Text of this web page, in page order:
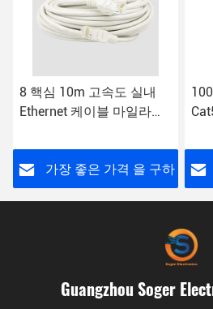
8 핵심 10m 고속도 실내
Ethernet 케이블 마일라
가장 좋은 가격 을 구하
니
Guangzhou Soger